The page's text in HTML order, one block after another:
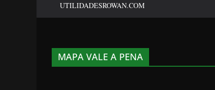
UTILIDADESROWAN.COM
MAPA VALE A PENA